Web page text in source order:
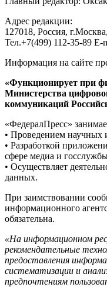
Адрес редакции:
127018, Россия,
Тел.+7(499) 112-35-89 E-
Информация на сайте
«Функционирует при
Министерства
коммуникаций
«ФедералПресс»
• Проведением научных
• Разработкой
сфере медиа и
• Осуществляет
данных.
При заимствовании
информационного
обязательна.
«На информационном
рекомендательные
предоставления
систематизации и
предпочтениям